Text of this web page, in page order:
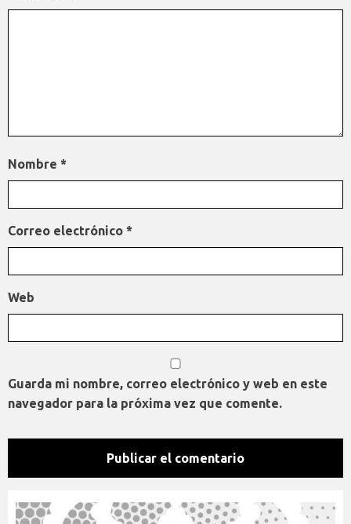
Nombre *
Correo electrónico *
Web
Guarda mi nombre, correo electrónico y web en este
navegador para la próxima vez que comente.